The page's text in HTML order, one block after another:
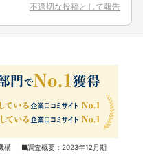
不適切な投稿として報告
構 ■調査概要：2023年12月期